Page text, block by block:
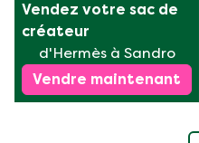
Vendez votre sac de
créateur
d'Hermès à Sandro
Vendre maintenant